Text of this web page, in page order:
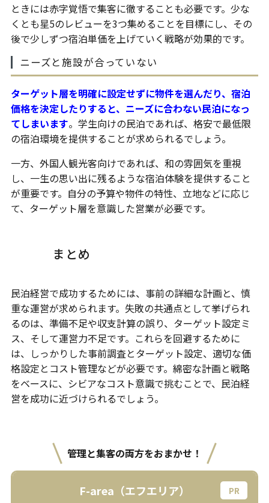
ときには赤字覚悟で集客に徹することも必要です。少な
くとも星5のレビューを3つ集めることを目標にし、その
後で少しずつ宿泊単価を上げていく戦略が効果的です。
ニーズと施設が合っていない
ターゲット層を明確に設定せずに物件を選んだり、宿泊
価格を決定したりすると、ニーズに合わない民泊になっ
てしまいます。学生向けの民泊であれば、格安で最低限
の宿泊環境を提供することが求められるでしょう。
一方、外国人観光客向けであれば、和の雰囲気を重視
し、一生の思い出に残るような宿泊体験を提供すること
が重要です。自分の予算や物件の特性、立地などに応じ
て、ターゲット層を意識した営業が必要です。
まとめ
民泊経営で成功するためには、事前の詳細な計画と、慎
重な運営が求められます。失敗の共通点として挙げられ
るのは、準備不足や収支計算の誤り、ターゲット設定ミ
ス、そして運営力不足です。これらを回避するために
は、しっかりした事前調査とターゲット設定、適切な価
格設定とコスト管理などが必要です。綿密な計画と戦略
をベースに、シビアなコスト意識で挑むことで、民泊経
営を成功に近づけられるでしょう。
管理と集客の両方をおまかせ！
F-area（エフエリア）